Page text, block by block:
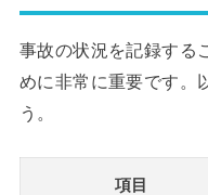
事故の状況を記録する
めに非常に重要です。
う。
項目